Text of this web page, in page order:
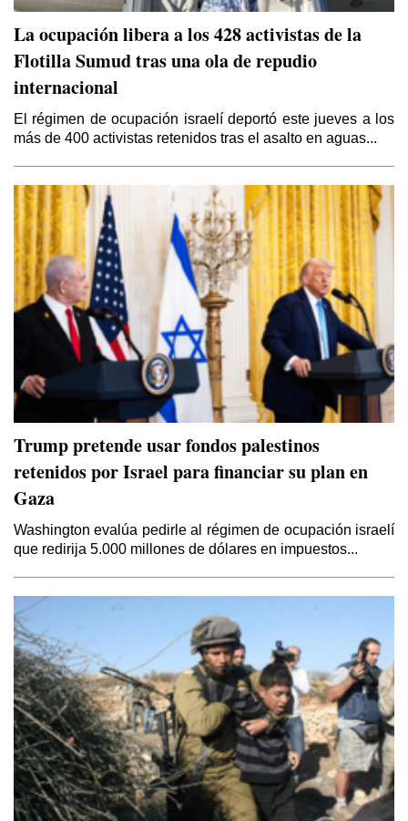
La ocupación libera a los 428 activistas de la
Flotilla Sumud tras una ola de repudio
internacional
El régimen de ocupación israelí deportó este jueves a los
más de 400 activistas retenidos tras el asalto en aguas...
Trump pretende usar fondos palestinos
retenidos por Israel para financiar su plan en
Gaza
Washington evalúa pedirle al régimen de ocupación israelí
que redirija 5.000 millones de dólares en impuestos...
El Kurdistán y el Califato
Por Thierry Meyssan
Sirio – Libanés
Por Yaoudat Brahim
Esa Noche Tan Larga
Por Samir Kozali
El Papa en Tierra Santa
Por Yaoudat Brahim
Una voz en el desierto?
La doble moral de Israel
Por Gideon Levy
El caos que buscaba la invasión a Irak de
2003
Por Yaoudat Brahim
El Islam político de ISIS en la última tragedia
árabe
Por Talal Salman
Balcanizacion de Irak y el Medio Oriente
Por Mahdi D. Nazemroaya (*)
Schlomo Sand: El pueblo judío es una
invención
Por Eugenio García Gascón